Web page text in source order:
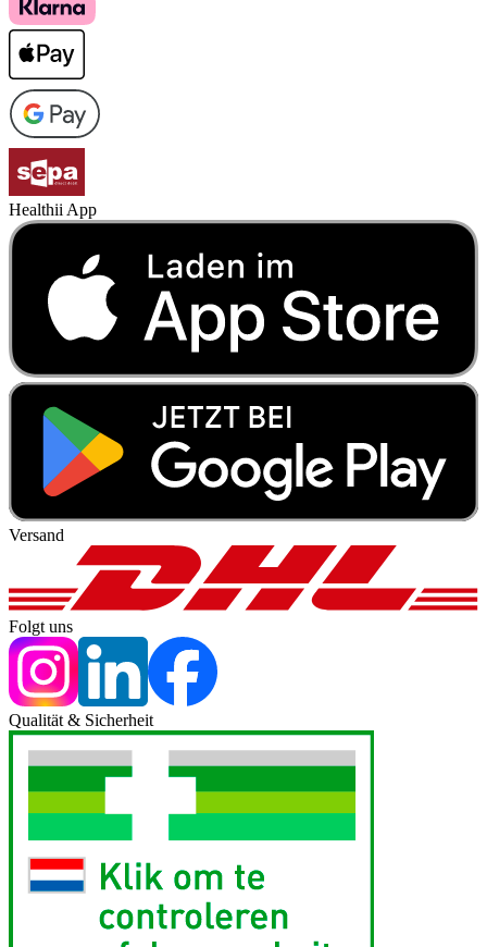
Healthii App
Versand
Folgt uns
Qualität & Sicherheit